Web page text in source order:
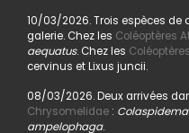
10/03/2026. Trois espèces
galerie. Chez les Coléoptères
aequatus. Chez les
cervinus et Lixus juncii.
08/03/2026. Deux arrivées
Chrysomelidae:
ampelophaga.